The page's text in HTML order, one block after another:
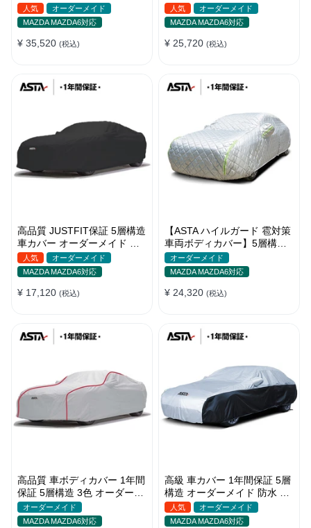
カバー】PUレザー製 オーダ
ーメイド 高級感 裏起毛車カ
バー 強風対策
人気
オーダーメイド
MAZDA MAZDA6対応
¥ 35,520 (税込)
ィカバー】オーダーメイド 最
高級生地 柔かい 裏起毛車カ
バー
人気
オーダーメイド
MAZDA MAZDA6対応
¥ 25,720 (税込)
高品質 JUSTFIT保証 5層構造
車カバー オーダーメイド 台
風対策 裏起毛 防水 耐久性 傷
保護
人気
オーダーメイド
MAZDA MAZDA6対応
¥ 17,120 (税込)
【ASTA ハイルガード 雹対策
車両ボディカバー】5層構造
厚手 オーダーメイド 凍結防
止 防雪防風 極厚 防風ロープ
付きボディカバー
オーダーメイド
MAZDA MAZDA6対応
¥ 24,320 (税込)
高品質 車ボディカバー 1年間
保証 5層構造 3色 オーダーメ
イド 裏起毛 防風防水 四季
オーダーメイド
MAZDA MAZDA6対応
高級 車カバー 1年間保証 5層
構造 オーダーメイド 防水 裏
起毛 台風対策 黄砂対策 車種
専用
人気
オーダーメイド
MAZDA MAZDA6対応